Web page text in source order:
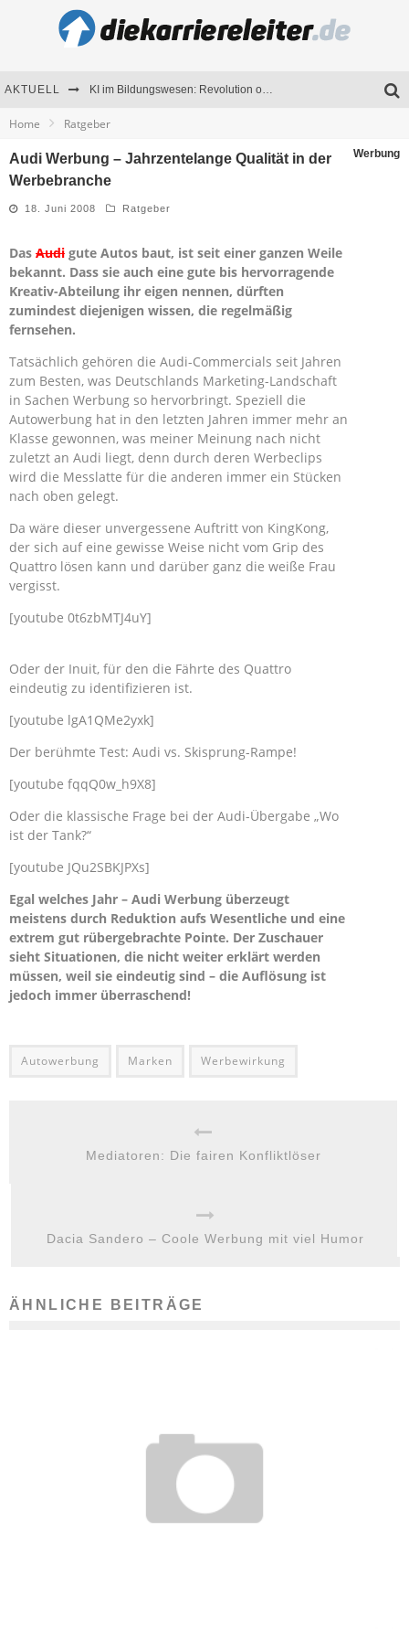
AKTUELL KI im Bildungswesen: Revolution oder Risiko für Schulen und Universitäten?
Seminare als Motivationsmotor – Wie Weiterbildung Mitarbeiter nachhaltig begeistert
Home Ratgeber
Audi Werbung – Jahrzentelange Qualität in der
Werbebranche
Werbung
18. Juni 2008 Ratgeber
Das Audi gute Autos baut, ist seit einer ganzen Weile
bekannt. Dass sie auch eine gute bis hervorragende
Kreativ-Abteilung ihr eigen nennen, dürften
zumindest diejenigen wissen, die regelmäßig
fernsehen.
Tatsächlich gehören die Audi-Commercials seit Jahren
zum Besten, was Deutschlands Marketing-Landschaft
in Sachen Werbung so hervorbringt. Speziell die
Autowerbung hat in den letzten Jahren immer mehr an
Klasse gewonnen, was meiner Meinung nach nicht
zuletzt an Audi liegt, denn durch deren Werbeclips
wird die Messlatte für die anderen immer ein Stücken
nach oben gelegt.
Da wäre dieser unvergessene Auftritt von KingKong,
der sich auf eine gewisse Weise nicht vom Grip des
Quattro lösen kann und darüber ganz die weiße Frau
vergisst.
[youtube 0t6zbMTJ4uY]
Oder der Inuit, für den die Fährte des Quattro
eindeutig zu identifizieren ist.
[youtube lgA1QMe2yxk]
Der berühmte Test: Audi vs. Skisprung-Rampe!
[youtube fqqQ0w_h9X8]
Oder die klassische Frage bei der Audi-Übergabe „Wo
ist der Tank?“
[youtube JQu2SBKJPXs]
Egal welches Jahr – Audi Werbung überzeugt
meistens durch Reduktion aufs Wesentliche und eine
extrem gut rübergebrachte Pointe. Der Zuschauer
sieht Situationen, die nicht weiter erklärt werden
müssen, weil sie eindeutig sind – die Auflösung ist
jedoch immer überraschend!
Autowerbung Marken Werbewirkung
Mediatoren: Die fairen Konfliktlöser
Dacia Sandero – Coole Werbung mit viel Humor
ÄHNLICHE BEITRÄGE